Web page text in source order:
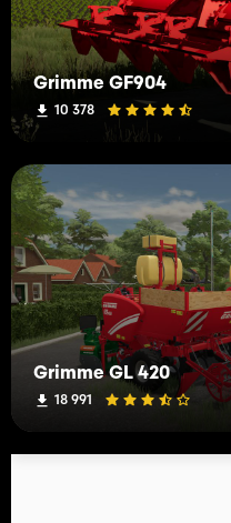
Grimme GF904
10 378
Grimme GL 420
18 991
Mähwerke